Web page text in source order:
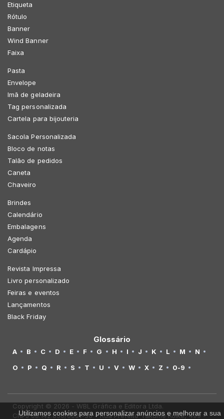
Etiqueta
Rótulo
Banner
Wind Banner
Faixa
Pasta
Envelope
Imã de geladeira
Tag personalizada
Cartela para bijouteria
Sacola Personalizada
Bloco de notas
Talão de pedidos
Caneta
Chaveiro
Brindes
Calendário
Embalagens
Agenda
Cardápio
Revista Impressa
Livro personalizado
Feiras e eventos
Lançamentos
Black Friday
Glossário
A B C D E F G H I J K L M
N
O
P Q R S T U V W X Z 0-9
Copyright © 2026 - WBL Gráfica e Editora Ltda.
CNPJ 08.142.850/0001-36 - Rua Prefeito Takume Koike, 499 -
Utilizamos cookies para personalizar anúncios e melhorar a sua